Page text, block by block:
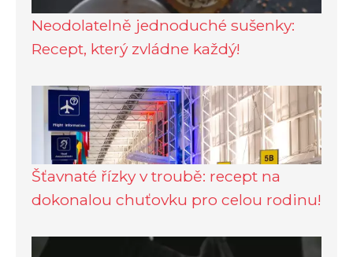
Neodolatelně jednoduché sušenky:
Recept, který zvládne každý!
Šťavnaté řízky v troubě: recept na
dokonalou chuťovku pro celou rodinu!